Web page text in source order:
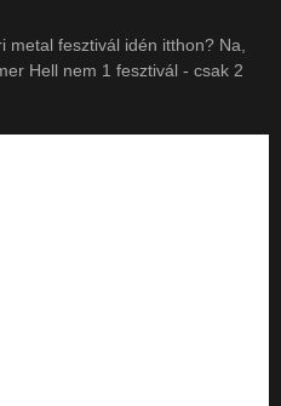
fesztivál idén itthon? Na,
Hell nem 1 fesztivál - csak 2